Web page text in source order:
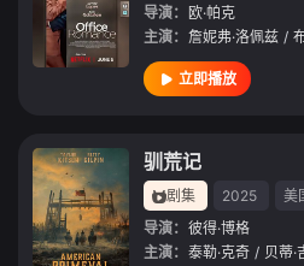
导演： 欧·帕克
主演： 詹妮弗·洛佩兹 /
立即播放
驯荒记
剧集 2025
美
导演： 彼得·博格
主演： 泰勒·克奇 / 贝蒂·